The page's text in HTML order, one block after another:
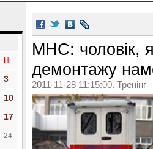
Н
3
10
17
24
МНС: чоловік,
демонтажу
2011-11-28 11:15:00. Тренінг